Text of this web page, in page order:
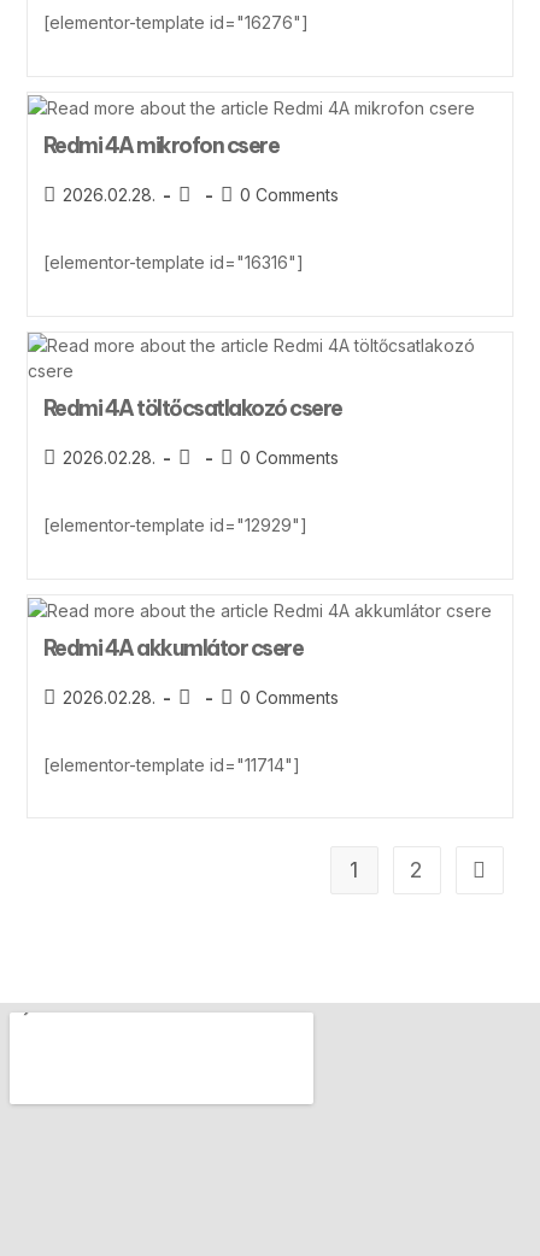
[elementor-template id="16276"]
Redmi 4A mikrofon csere
2026.02.28. 0 Comments
[elementor-template id="16316"]
Redmi 4A töltőcsatlakozó csere
2026.02.28. 0 Comments
[elementor-template id="12929"]
Redmi 4A akkumlátor csere
2026.02.28. 0 Comments
[elementor-template id="11714"]
1 2